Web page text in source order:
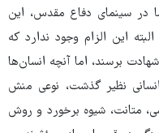
در سینمای دفاع مقدس، این
این الزام وجود ندارد که
برسند، اما آنچه انسان‌ها
نظیر گذشت، نوعی منش
متانت، شیوه برخورد و روش